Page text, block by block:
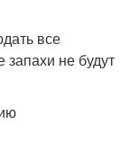
все
не будут